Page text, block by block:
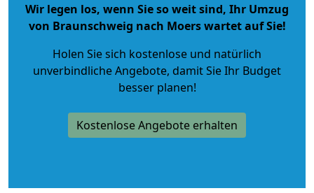
Wir legen los, wenn Sie so weit sind, Ihr Umzug
von Braunschweig nach Moers wartet auf Sie!
Holen Sie sich kostenlose und natürlich
unverbindliche Angebote, damit Sie Ihr Budget
besser planen!
Kostenlose Angebote erhalten